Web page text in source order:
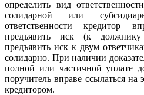
определить вид
солидарной или
ответственности кредитор
предъявить иск (к
предъявить иск к двум
солидарно. При наличии
полной или частичной уплате
поручитель вправе ссылаться на
кредитором.